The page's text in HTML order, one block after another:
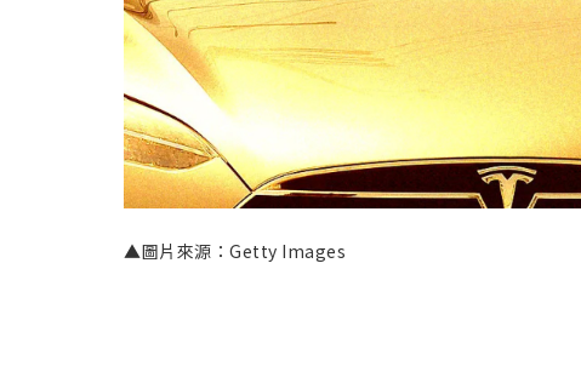
▲圖片來源：Getty Images